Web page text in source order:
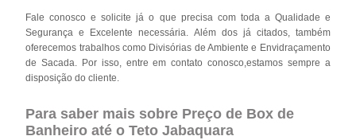
Fale conosco e solicite já o que precisa com toda a Qualidade e
Segurança e Excelente necessária. Além dos já citados, também
oferecemos trabalhos como Divisórias de Ambiente e Envidraçamento
de Sacada. Por isso, entre em contato conosco,estamos sempre a
disposição do cliente.
Para saber mais sobre Preço de Box de
Banheiro até o Teto Jabaquara